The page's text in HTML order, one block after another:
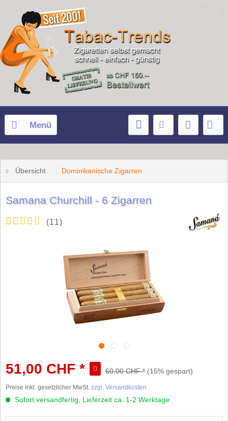
Menü
Übersicht Dominikanische Zigarren
Samana Churchill - 6 Zigarren
(11)
51,00 CHF * 60,00 CHF * (15% gespart)
Preise inkl. gesetzlicher MwSt. zzgl. Versandkosten
Sofort versandfertig, Lieferzeit ca. 1-2 Werktage